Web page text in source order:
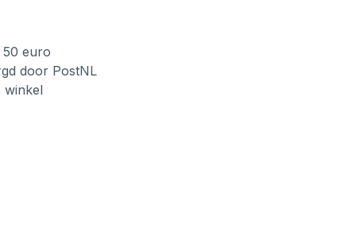
50 euro
door PostNL
winkel